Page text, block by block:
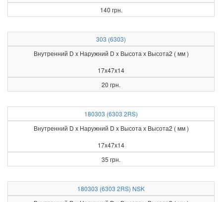
140 грн.
303 (6303)
Внутренний D x Наружний D x Высота х Высота2 ( мм )
17x47x14
20 грн.
180303 (6303 2RS)
Внутренний D x Наружний D x Высота х Высота2 ( мм )
17x47x14
35 грн.
180303 (6303 2RS) NSK